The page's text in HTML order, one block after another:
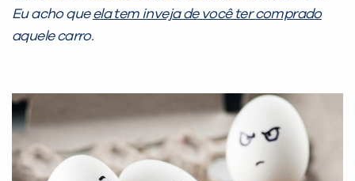
Eu acho queela tem inveja de você ter comprado
aquele carro.